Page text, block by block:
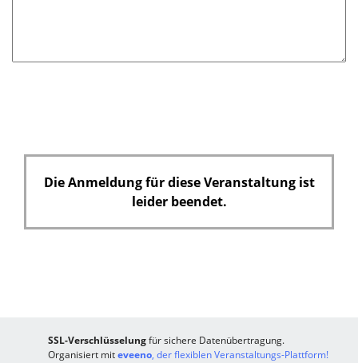
Die Anmeldung für diese Veranstaltung ist
leider beendet.
SSL-Verschlüsselungfür sichere Datenübertragung.
Organisiert miteveeno, der flexiblen Veranstaltungs-Plattform!